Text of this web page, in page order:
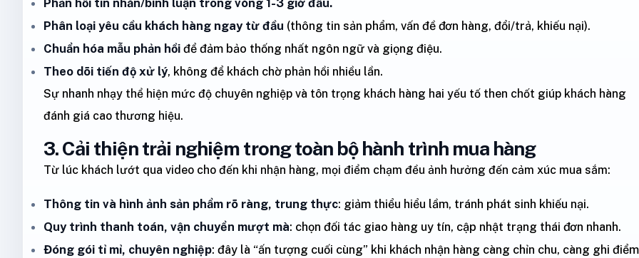
Phản hồi tin nhắn/bình luận trong vòng 1-3 giờ đầu.
Phân loại yêu cầu khách hàng ngay từ đầu (thông tin sản phẩm, vấn đề đơn hàng, đổi/trả, khiếu nại).
Chuẩn hóa mẫu phản hồi để đảm bảo thống nhất ngôn ngữ và giọng điệu.
Theo dõi tiến độ xử lý, không để khách chờ phản hồi nhiều lần.
Sự nhanh nhạy thể hiện mức độ chuyên nghiệp và tôn trọng khách hàng hai yếu tố then chốt giúp khách hàng
đánh giá cao thương hiệu.
3. Cải thiện trải nghiệm trong toàn bộ hành trình mua hàng
Từ lúc khách lướt qua video cho đến khi nhận hàng, mọi điểm chạm đều ảnh hưởng đến cảm xúc mua sắm:
Thông tin và hình ảnh sản phẩm rõ ràng, trung thực: giảm thiểu hiểu lầm, tránh phát sinh khiếu nại.
Quy trình thanh toán, vận chuyển mượt mà: chọn đối tác giao hàng uy tín, cập nhật trạng thái đơn nhanh.
Đóng gói tỉ mỉ, chuyên nghiệp: đây là “ấn tượng cuối cùng” khi khách nhận hàng càng chỉn chu, càng ghi